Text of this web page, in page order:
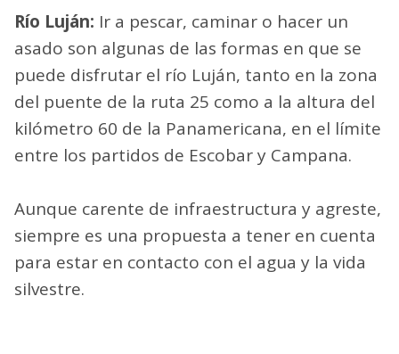
Río Luján: Ir a pescar, caminar o hacer un
asado son algunas de las formas en que se
puede disfrutar el río Luján, tanto en la zona
del puente de la ruta 25 como a la altura del
kilómetro 60 de la Panamericana, en el límite
entre los partidos de Escobar y Campana.
Aunque carente de infraestructura y agreste,
siempre es una propuesta a tener en cuenta
para estar en contacto con el agua y la vida
silvestre.